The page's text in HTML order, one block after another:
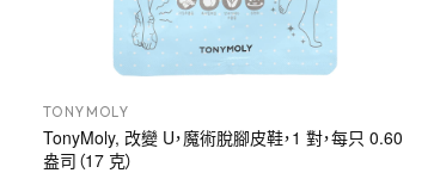
TONYMOLY
TonyMoly, 改變 U，魔術脫腳皮鞋，1 對，每只 0.60
盎司（17 克）